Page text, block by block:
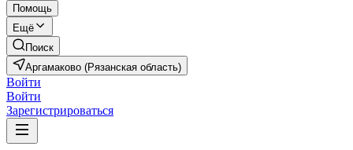
Помощь
Ещё
Поиск
Аргамаково (Рязанская область)
Войти
Войти
Зарегистрироваться